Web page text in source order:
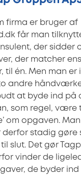
firma er bruger af
får man
der sidder
der matcher ens
én. Men man er
andre
at byde ind på
som regel, være
om opgaven.
stadig gøre
slut. Det gør
vinder de
de byder ind